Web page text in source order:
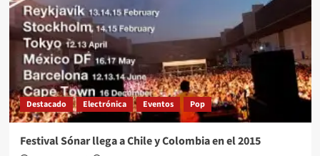
Destacado Electrónica Eventos Pop
Festival Sónar llega a Chile y Colombia en el 2015